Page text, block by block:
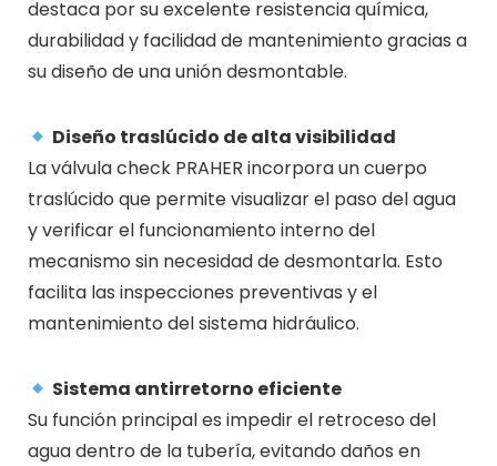
destaca por su excelente resistencia química,
durabilidad y facilidad de mantenimiento gracias a
su diseño de una unión desmontable.
Diseño traslúcido de alta visibilidad
La válvula check PRAHER incorpora un cuerpo
traslúcido que permite visualizar el paso del agua
y verificar el funcionamiento interno del
mecanismo sin necesidad de desmontarla. Esto
facilita las inspecciones preventivas y el
mantenimiento del sistema hidráulico.
Sistema antirretorno eficiente
Su función principal es impedir el retroceso del
agua dentro de la tubería, evitando daños en